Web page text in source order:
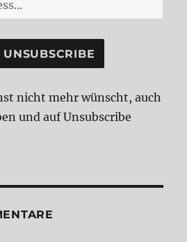
nicht mehr wünscht, auch
und auf Unsubscribe